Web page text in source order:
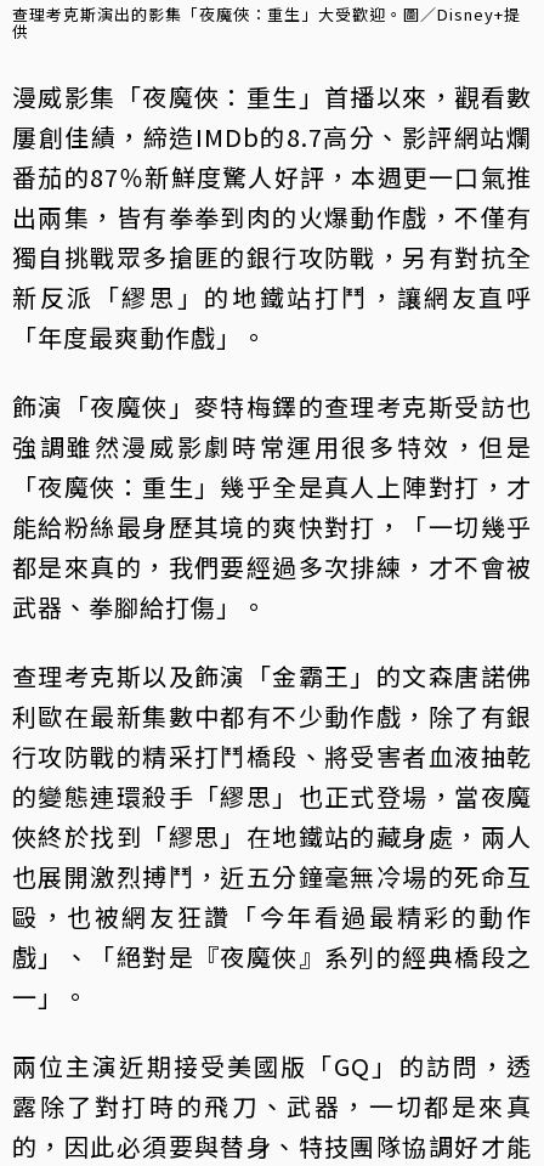
查理考克斯演出的影集「夜魔俠：重生」大受歡迎。圖／Disney+提
供
漫威影集「夜魔俠：重生」首播以來，觀看數
屢創佳績，締造IMDb的8.7高分、影評網站爛
番茄的87％新鮮度驚人好評，本週更一口氣推
出兩集，皆有拳拳到肉的火爆動作戲，不僅有
獨自挑戰眾多搶匪的銀行攻防戰，另有對抗全
新反派「繆思」的地鐵站打鬥，讓網友直呼
「年度最爽動作戲」。
飾演「夜魔俠」麥特梅鐸的查理考克斯受訪也
強調雖然漫威影劇時常運用很多特效，但是
「夜魔俠：重生」幾乎全是真人上陣對打，才
能給粉絲最身歷其境的爽快對打，「一切幾乎
都是來真的，我們要經過多次排練，才不會被
武器、拳腳給打傷」。
查理考克斯以及飾演「金霸王」的文森唐諾佛
利歐在最新集數中都有不少動作戲，除了有銀
行攻防戰的精采打鬥橋段、將受害者血液抽乾
的變態連環殺手「繆思」也正式登場，當夜魔
俠終於找到「繆思」在地鐵站的藏身處，兩人
也展開激烈搏鬥，近五分鐘毫無冷場的死命互
毆，也被網友狂讚「今年看過最精彩的動作
戲」、「絕對是『夜魔俠』系列的經典橋段之
一」。
兩位主演近期接受美國版「GQ」的訪問，透
露除了對打時的飛刀、武器，一切都是來真
的，因此必須要與替身、特技團隊協調好才能